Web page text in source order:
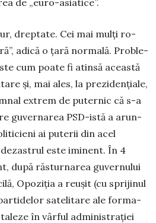
dreptate. Cei mai mulți ro­
adică o țară normală. Pro­ble­­
cum poate fi atinsă aceas­tă
și, mai ales, la pre­zi­dențiale,
extrem de puternic că s-a
guvernarea PSD-istă a arun­
ai puterii din acel
este iminent. În 4
după răsturnarea guvernului
Opoziția a reușit (cu spri­jinul
satelitare ale forma­
în vârful administrației